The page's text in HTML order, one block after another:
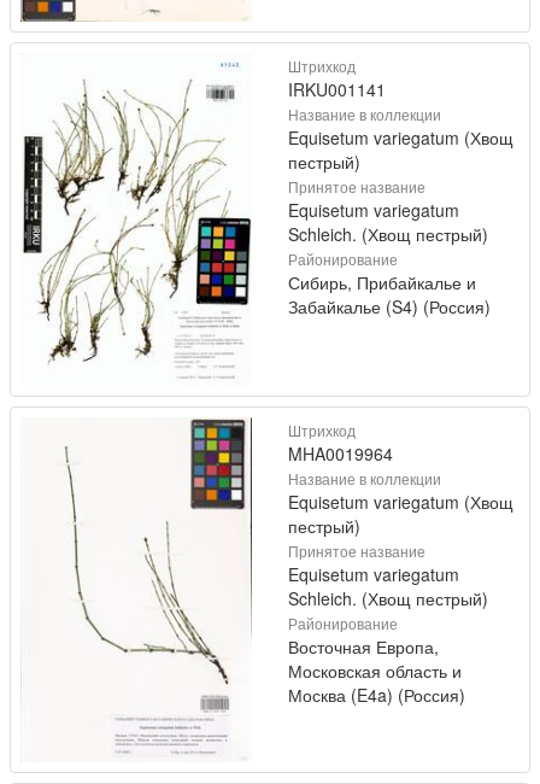
Штрихкод
IRKU001141
Название в коллекции
Equisetum variegatum (Хвощ
пестрый)
Принятое название
Equisetum variegatum
Schleich. (Хвощ пестрый)
Районирование
Сибирь, Прибайкалье и
Забайкалье (S4) (Россия)
Штрихкод
MHA0019964
Название в коллекции
Equisetum variegatum (Хвощ
пестрый)
Принятое название
Equisetum variegatum
Schleich. (Хвощ пестрый)
Районирование
Восточная Европа,
Московская область и
Москва (E4a) (Россия)